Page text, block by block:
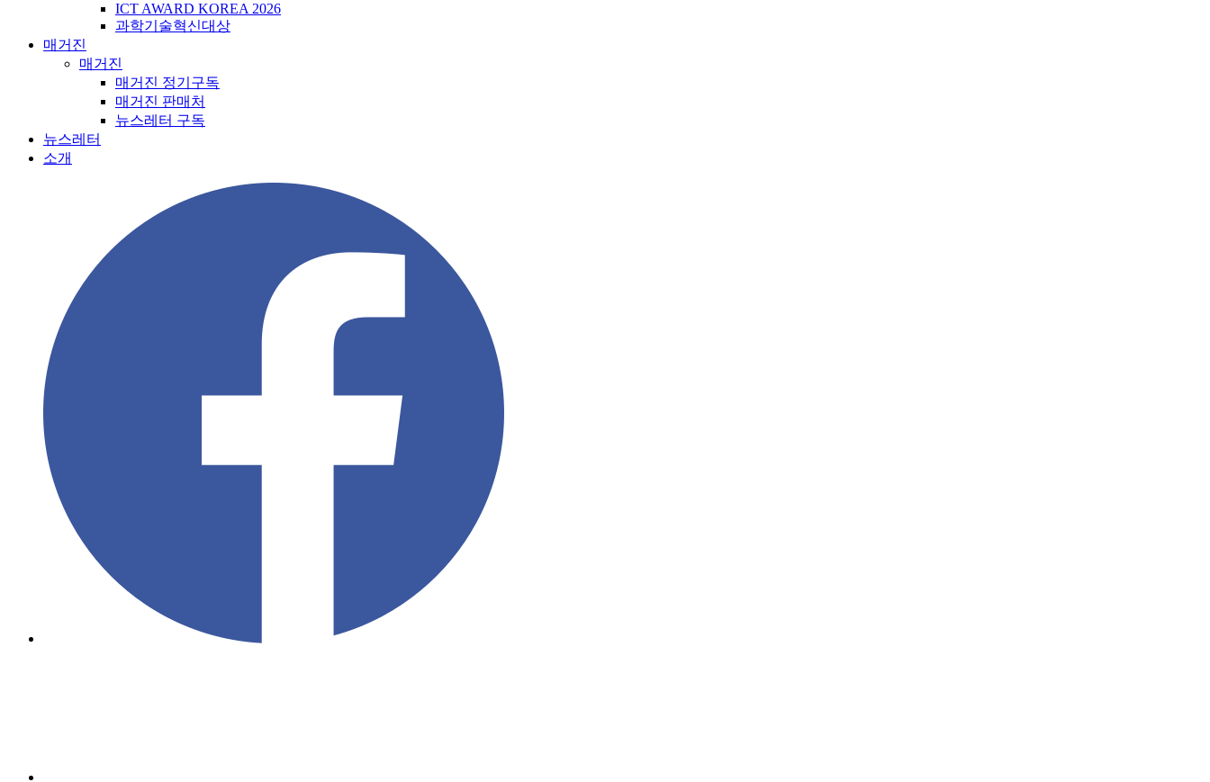
ICT AWARD KOREA 2026
과학기술혁신대상
매거진
매거진
매거진 정기구독
매거진 판매처
뉴스레터 구독
뉴스레터
소개